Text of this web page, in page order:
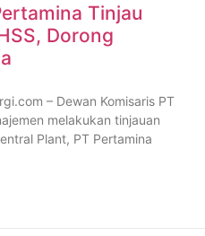
Tinjau
Dorong
– Dewan Komisaris PT
melakukan tinjauan
Plant, PT Pertamina